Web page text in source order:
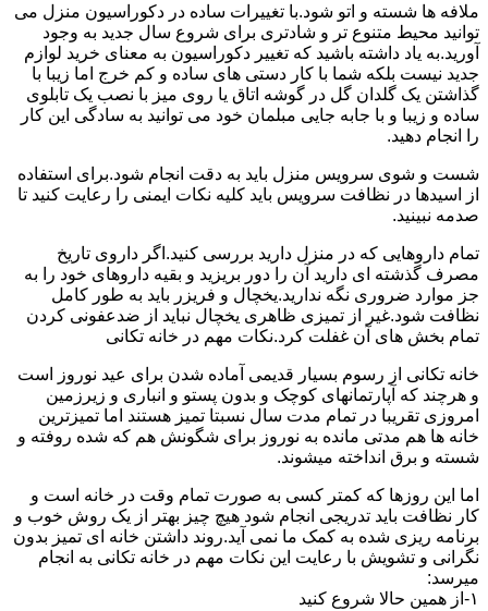
ملافه ها شسته و اتو شود.با تغییرات ساده در دکوراسیون منزل می
توانید محیط متنوع تر و شادتری برای شروع سال جدید به وجود
آورید.به یاد داشته باشید که تغییر دکوراسیون به معنای خرید لوازم
جدید نیست بلکه شما با کار دستی های ساده و کم خرج اما زیبا با
گذاشتن یک گلدان گل در گوشه اتاق یا روی میز با نصب یک تابلوی
ساده و زیبا و با جابه جایی مبلمان خود می توانید به سادگی این کار
را انجام دهید.
شست و شوی سرویس منزل باید به دقت انجام شود.برای استفاده
از اسیدها در نظافت سرویس باید کلیه نکات ایمنی را رعایت کنید تا
صدمه نبینید.
تمام داروهایی که در منزل دارید بررسی کنید.اگر داروی تاریخ
مصرف گذشته ای دارید آن را دور بریزید و بقیه داروهای خود را به
جز موارد ضروری نگه ندارید.یخچال و فریزر باید به طور کامل
نظافت شود.غیر از تمیزی ظاهری یخچال نباید از ضدعفونی کردن
تمام بخش های آن غفلت کرد.نکات مهم در خانه تکانی
خانه تکانی از رسوم بسیار قدیمی آماده شدن برای عید نوروز است
و هرچند که آپارتمانهای کوچک و بدون پستو و انباری و زیرزمین
امروزی تقریبا در تمام مدت سال نسبتا تمیز هستند اما تمیزترین
خانه ها هم مدتی مانده به نوروز برای شگونش هم که شده روفته و
شسته و برق انداخته میشوند.
اما این روزها که کمتر کسی به صورت تمام وقت در خانه است و
کار نظافت باید تدریجی انجام شود هیچ چیز بهتر از یک روش خوب و
برنامه ریزی شده به کمک ما نمی آید.روند داشتن خانه ای تمیز بدون
نگرانی و تشویش با رعایت این نکات مهم در خانه تکانی به انجام
میرسد:
۱-از همین حالا شروع کنید